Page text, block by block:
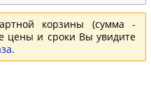
корзины (сумма -
цены и сроки Вы увидите
.